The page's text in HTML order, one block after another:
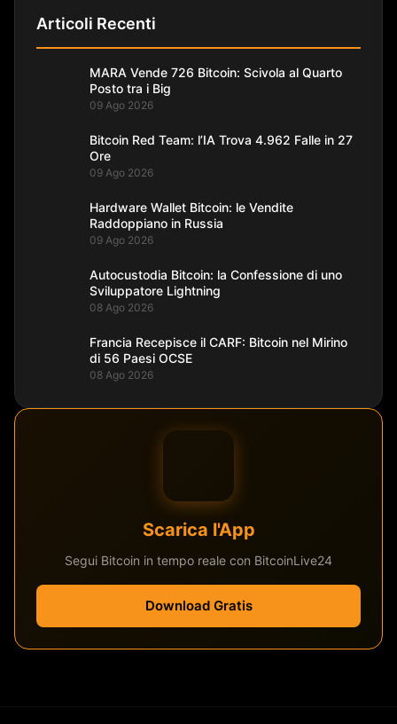
Articoli Recenti
MARA Vende 726 Bitcoin: Scivola al Quarto
Posto tra i Big
09 Ago 2026
Bitcoin Red Team: l’IA Trova 4.962 Falle in 27
Ore
09 Ago 2026
Hardware Wallet Bitcoin: le Vendite
Raddoppiano in Russia
09 Ago 2026
Autocustodia Bitcoin: la Confessione di uno
Sviluppatore Lightning
08 Ago 2026
Francia Recepisce il CARF: Bitcoin nel Mirino
di 56 Paesi OCSE
08 Ago 2026
Scarica l'App
Segui Bitcoin in tempo reale con BitcoinLive24
Download Gratis